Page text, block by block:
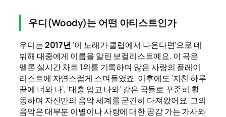
우디(Woody)는 어떤 아티스트인가
우디는2017년 ‘이 노래가 클럽에서 나온다면’으로 데
뷔해 대중에게 이름을 알린 보컬리스트예요. 이 곡은
멜론 실시간 차트 1위를 기록하며 많은 사람의 플레이
리스트에 자연스럽게 스며들었죠. 이후에도 ‘지친 하루
끝에 너와 나’, ‘대충 입고 나와’ 같은 곡들로 꾸준히 활
동하며 자신만의 음악 세계를 굳건히 다져왔어요. 그의
음악은 대부분 이별이나 사랑에 대한 공감 가는 가사와